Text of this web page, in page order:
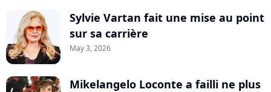
Sylvie Vartan fait une mise au point
sur sa carrière
May 3, 2026
Mikelangelo Loconte a failli ne plus